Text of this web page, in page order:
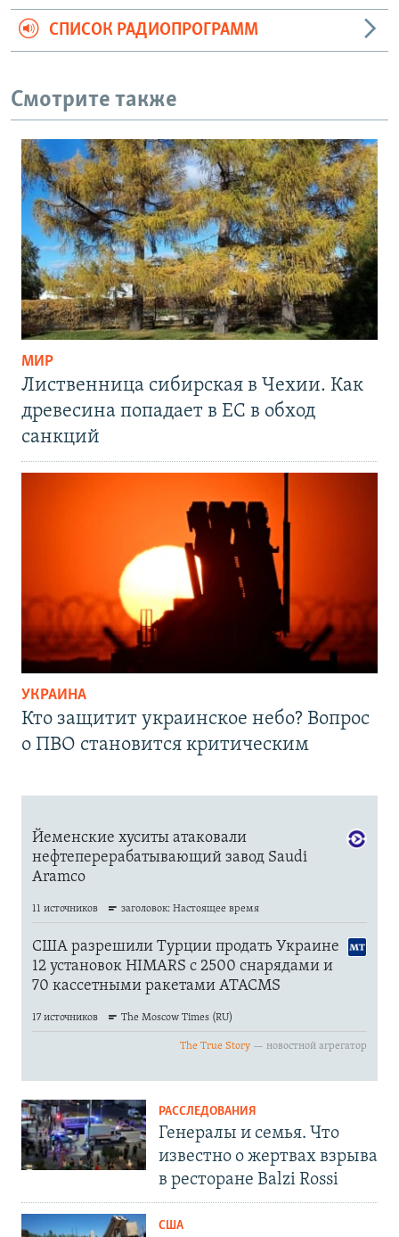
СПИСОК РАДИОПРОГРАММ
Смотрите также
МИР
Лиственница сибирская в Чехии. Как
древесина попадает в ЕС в обход
санкций
УКРАИНА
Кто защитит украинское небо? Вопрос
о ПВО становится критическим
РАССЛЕДОВАНИЯ
Генералы и семья. Что
известно о жертвах взрыва
в ресторане Balzi Rossi
США